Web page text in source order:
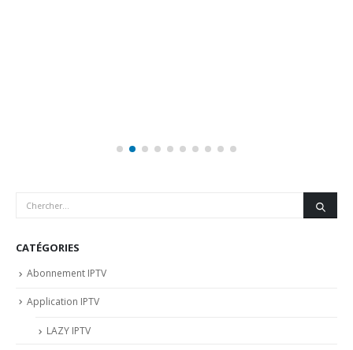
CATÉGORIES
Abonnement IPTV
Application IPTV
LAZY IPTV